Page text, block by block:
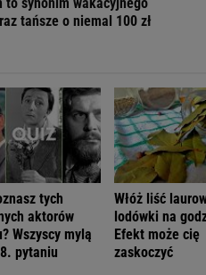
tańsze o niemal 100 zł
tych
aktorów
Wszyscy mylą
pytaniu
Włóż liść
lodówki na
Efekt może cię
zaskoczyć